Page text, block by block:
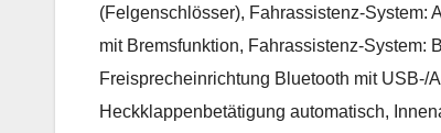
(Felgenschlösser), Fahrassistenz-System:
mit Bremsfunktion, Fahrassistenz-System:
Freisprecheinrichtung Bluetooth mit USB-/
Heckklappenbetätigung automatisch,